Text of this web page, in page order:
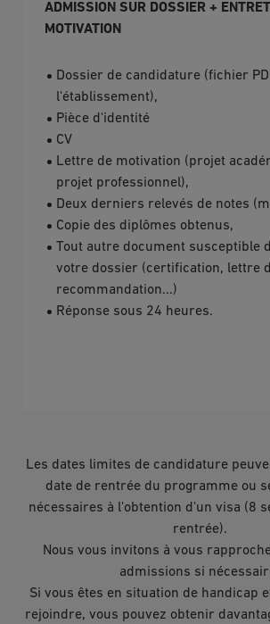
ADMISSION SUR DOSSIER +
MOTIVATION
Dossier de candidature (fichier
l'établissement),
Pièce d'identité
CV
Lettre de motivation (projet
projet professionnel),
Deux derniers relevés de notes
Copie des diplômes obtenus,
Tout autre document susceptible
votre dossier (certification, lettre
recommandation...)
Réponse sous 24 heures.
Les dates limites de candidature
date de rentrée du programme ou
nécessaires à l'obtention d'un visa (8
rentrée).
Nous vous invitons à vous
admissions si
Si vous êtes en situation de handicap
rejoindre, vous pouvez obtenir